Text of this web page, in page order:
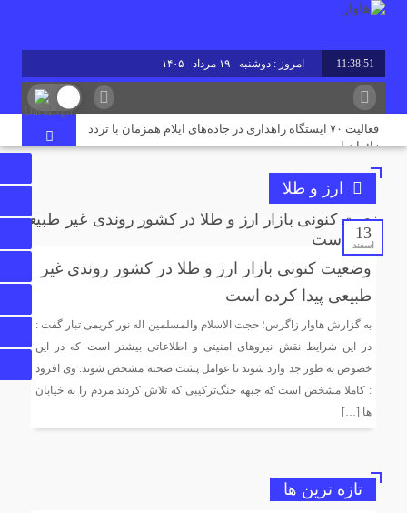
11:38:51 امروز : دوشنبه - ۱۹ مرداد - ۱۴۰۵
فعالیت ۷۰ ایستگاه راهداری در جاده‌های ایلام همزمان با تردد
زائران اربعین
پروژه آبرسانی به پایانه مرزی چیلات دهلران با حضور قائم‌مقام
وزیر کشور افتتاح شد
رقابت ۴ هزار ۹۸۵ داوطلب ایلامی در آزمون کارشناسی ارشد
۱۴۰۵/ جزئیات حوزه‌های برگزاری اعلام شد
پایان تنش آبی در مسکن مهر دهلران؛ ۳ هزار نفر از آب شرب
دهلران به اتمام رسید
ایمن‌سازی محورهای منتهی به مرز مهران با اجرای عملیات
خط‌کشی در آستانه اربعین حسینی
ارز و طلا
13
اسفند
وضعیت کنونی بازار ارز و طلا در کشور روندی غیر
طبیعی پیدا کرده است
به گزارش هاوار زاگرس؛ حجت الاسلام والمسلمین اله نور کریمی تبار گفت :
در این شرایط نقش نیروهای امنیتی و اطلاعاتی بیشتر است که در این
خصوص به طور جد وارد شوند تا عوامل پشت صحنه مشخص شوند. وی افزود
: کاملا مشخص است که جبهه جنگ‌ترکیبی که تلاش کردند مردم را به خیابان
ها […]
تازه ترین ها